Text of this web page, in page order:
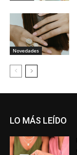
Novedades
LO MÁS LEÍDO